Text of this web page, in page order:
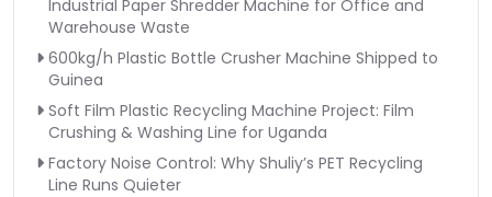
Industrial Paper Shredder Machine for Office and
Warehouse Waste
600kg/h Plastic Bottle Crusher Machine Shipped to
Guinea
Soft Film Plastic Recycling Machine Project: Film
Crushing & Washing Line for Uganda
Factory Noise Control: Why Shuliy’s PET Recycling
Line Runs Quieter